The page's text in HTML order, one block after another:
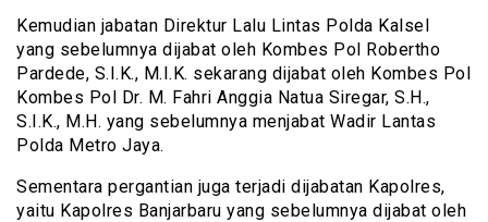
Kemudian jabatan Direktur Lalu Lintas Polda Kalsel
yang sebelumnya dijabat oleh Kombes Pol Robertho
Pardede, S.I.K., M.I.K. sekarang dijabat oleh Kombes Pol
Kombes Pol Dr. M. Fahri Anggia Natua Siregar, S.H.,
S.I.K., M.H. yang sebelumnya menjabat Wadir Lantas
Polda Metro Jaya.
Sementara pergantian juga terjadi dijabatan Kapolres,
yaitu Kapolres Banjarbaru yang sebelumnya dijabat oleh